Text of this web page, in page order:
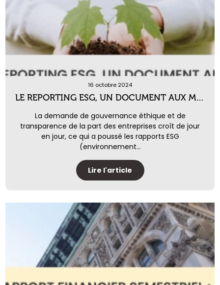
16 octobre 2024
LE REPORTING ESG, UN DOCUMENT AUX MULTIPLES FACETTES
La demande de gouvernance éthique et de
transparence de la part des entreprises croît de jour
en jour, ce qui a poussé les rapports ESG
(environnement...
Lire l'article